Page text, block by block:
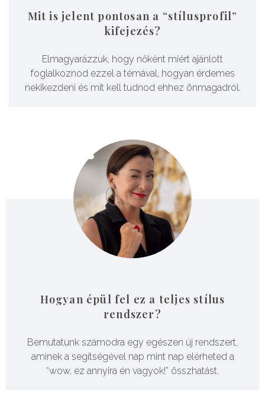
Mit is jelent pontosan a “stílusprofil”
kifejezés?
Elmagyarázzuk, hogy nőként miért ajánlott
foglalkoznod ezzel a témával, hogyan érdemes
nekikezdeni és mit kell tudnod ehhez önmagadról.
Hogyan épül fel ez a teljes stílus
rendszer?
Bemutatunk számodra egy egészen új rendszert,
aminek a segítségével nap mint nap elérheted a
“wow, ez annyira én vagyok!” összhatást.